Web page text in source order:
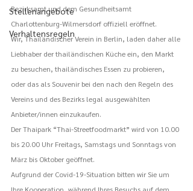
Stellenangebote
Verhaltensregeln
Bezirksamt und dem Gesundheitsamt
Charlottenburg-Wilmersdorf offiziell eröffnet.
Wir, Thailändischer Verein in Berlin, laden daher alle
Liebhaber der thailändischen Küche ein, den Markt
zu besuchen, thailändisches Essen zu probieren,
oder das als Souvenir bei den nach den Regeln des
Vereins und des Bezirks legal ausgewählten
Anbieter/innen einzukaufen.
Der Thaipark “Thai-Streetfoodmarkt” wird von 10.00
bis 20.00 Uhr Freitags, Samstags und Sonntags von
März bis Oktober geöffnet.
Aufgrund der Covid-19-Situation bitten wir Sie um